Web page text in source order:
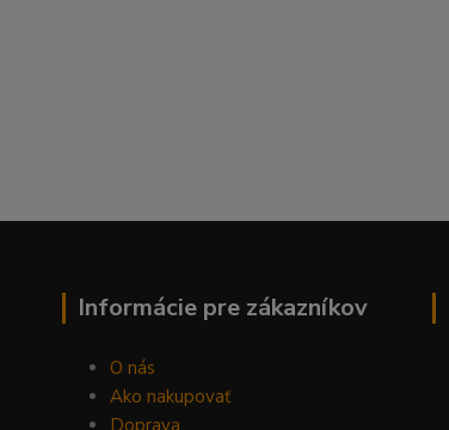
Informácie pre zákazníkov
O nás
Ako nakupovať
Doprava